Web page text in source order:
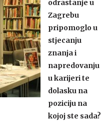
odrastanje u
Zagrebu
pripomoglo u
stjecanju
znanja i
napredovanju
u karijeri te
dolasku na
poziciju na
kojoj ste sada?